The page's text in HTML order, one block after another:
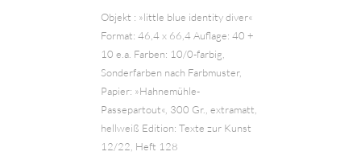
Objekt : »little blue identity diver«
Format: 46,4 x 66,4 Auflage: 40 +
10 e.a. Farben: 10/0-farbig,
Sonderfarben nach Farbmuster,
Papier: »Hahnemühle-
Passepartout«, 300 Gr., extramatt,
hellweiß Edition: Texte zur Kunst
12/22, Heft 128